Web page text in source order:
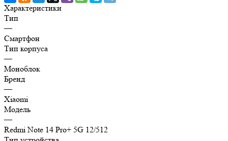
Характеристики
Тип
—
Смартфон
Тип корпуса
—
Моноблок
Бренд
—
Xiaomi
Модель
—
Redmi Note 14 Pro+ 5G 12/512